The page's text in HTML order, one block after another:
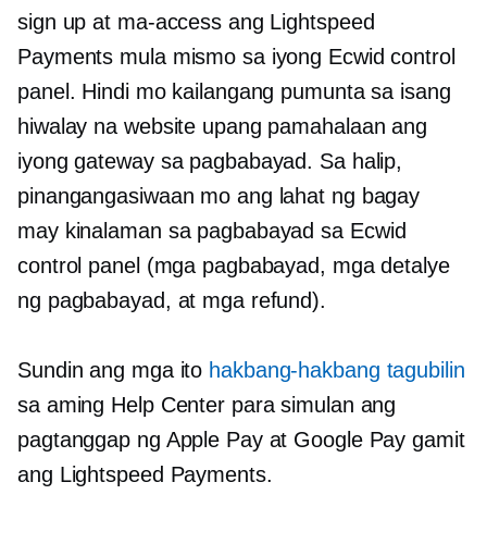
sign up at ma-access ang Lightspeed
Payments mula mismo sa iyong Ecwid control
panel. Hindi mo kailangang pumunta sa isang
hiwalay na website upang pamahalaan ang
iyong gateway sa pagbabayad. Sa halip,
pinangangasiwaan mo ang lahat ng bagay
may kinalaman sa pagbabayad sa Ecwid
control panel (mga pagbabayad, mga detalye
ng pagbabayad, at mga refund).
Sundin ang mga ito hakbang-hakbang tagubilin
sa aming Help Center para simulan ang
pagtanggap ng Apple Pay at Google Pay gamit
ang Lightspeed Payments.